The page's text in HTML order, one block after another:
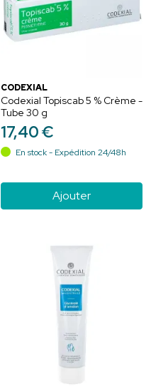
CODEXIAL
Codexial Topiscab 5 % Crème -
Tube 30 g
17,40€
En stock - Expédition 24/48h
Ajouter